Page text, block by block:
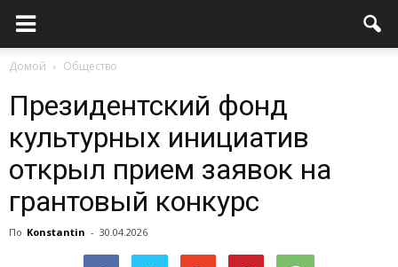
Домой Общество
Президентский фонд
культурных инициатив
открыл прием заявок на
грантовый конкурс
По Konstantin - 30.04.2026